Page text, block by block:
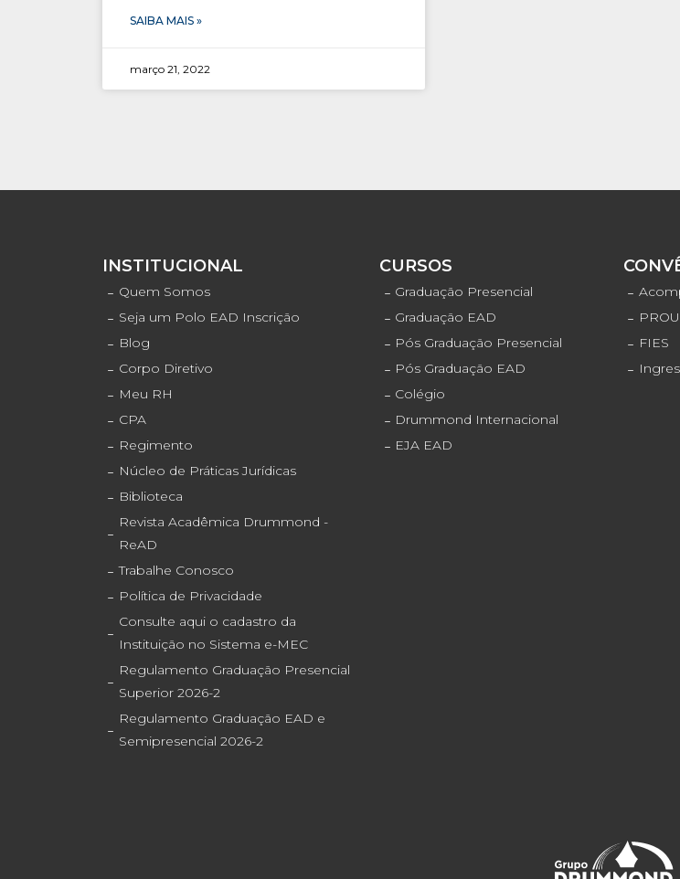
SAIBA MAIS »
março 21, 2022
INSTITUCIONAL
Quem Somos
Seja um Polo EAD Inscrição
Blog
Corpo Diretivo
Meu RH
CPA
Regimento
Núcleo de Práticas Jurídicas
Biblioteca
Revista Acadêmica Drummond -
ReAD
Trabalhe Conosco
Política de Privacidade
Consulte aqui o cadastro da
Instituição no Sistema e-MEC
Regulamento Graduação Presencial
Superior 2026-2
Regulamento Graduação EAD e
Semipresencial 2026-2
CURSOS
Graduação Presencial
Graduação EAD
Pós Graduação Presencial
Pós Graduação EAD
Colégio
Drummond Internacional
EJA EAD
FIES